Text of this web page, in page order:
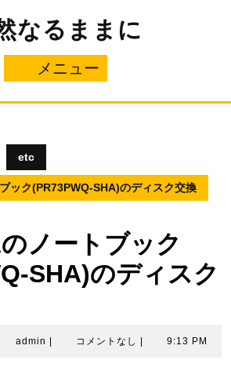
なるままに
メニュー
ニ
ー
etc
ック(PR73PWQ-SHA)のディスク交換
ノートブック
SHA)のディスク
admin adminコメントなし 9:13 PM